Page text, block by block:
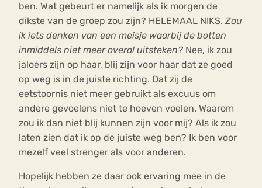
ben. Wat gebeurt er namelijk als ik morgen de
dikste van de groep zou zijn? HELEMAAL NIKS.Zou
ik iets denken van een meisje waarbij de botten
inmiddels niet meer overal uitsteken? Nee, ik zou
jaloers zijn op haar, blij zijn voor haar dat ze goed
op weg is in de juiste richting. Dat zij de
eetstoornis niet meer gebruikt als excuus om
andere gevoelens niet te hoeven voelen. Waarom
zou ik dan niet blij kunnen zijn voor mij? Als ik zou
laten zien dat ik op de juiste weg ben? Ik ben voor
mezelf veel strenger als voor anderen.
Hopelijk hebben ze daar ook ervaring mee in de